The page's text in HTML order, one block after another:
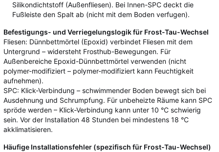
Silikondichtstoff (Außenfliesen). Bei Innen-SPC deckt die
Fußleiste den Spalt ab (nicht mit dem Boden verfugen).
Befestigungs- und Verriegelungslogik für Frost-Tau-Wechsel
Fliesen: Dünnbettmörtel (Epoxid) verbindet Fliesen mit dem
Untergrund – widersteht Frosthub-Bewegungen. Für
Außenbereiche Epoxid-Dünnbettmörtel verwenden (nicht
polymer-modifiziert – polymer-modifiziert kann Feuchtigkeit
aufnehmen).
SPC: Klick-Verbindung – schwimmender Boden bewegt sich bei
Ausdehnung und Schrumpfung. Für unbeheizte Räume kann SPC
spröde werden – Klick-Verbindung kann unter 10 °C schwierig
sein. Vor der Installation 48 Stunden bei mindestens 18 °C
akklimatisieren.
Häufige Installationsfehler (spezifisch für Frost-Tau-Wechsel)